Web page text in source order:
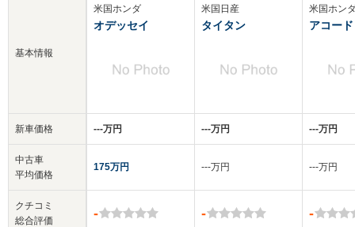
基本情報
新車価格
中古車
平均価格
クチコミ
総合評価
米国ホンダ
オデッセイ
‐‐‐万円
175万円
-
米国日産
タイタン
‐‐‐万円
‐‐‐万円
-
米国ホン
アコード
‐‐‐万円
‐‐‐万円
-